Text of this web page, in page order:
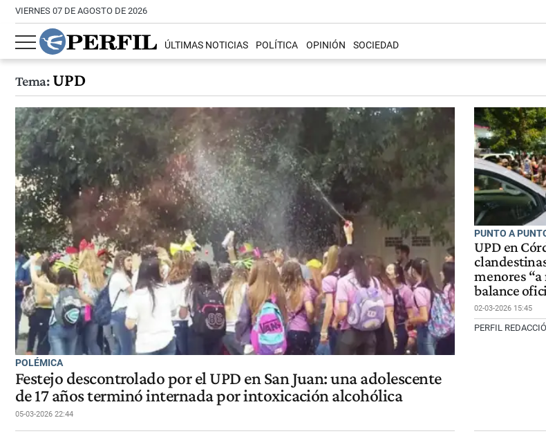
VIERNES 07 DE AGOSTO DE 2026
ÚLTIMAS NOTICIAS POLÍTICA OPINIÓN SOCIEDAD
Tema:UPD
POLÉMICA
Festejo descontrolado por el UPD en San Juan: una adolescente
de 17 años terminó internada por intoxicación alcohólica
05-03-2026 22:44
PUNTO A
UPD en
menores “a
balance
02-03-2026 15:45
PERFIL